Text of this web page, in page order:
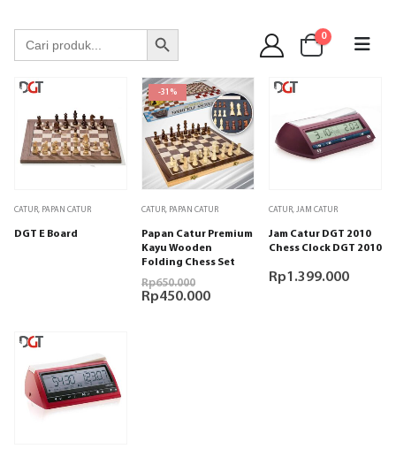
Search
for:
Search Button
0
CATUR, PAPAN CATUR
DGT E Board
-31%
CATUR, PAPAN CATUR
Papan Catur Premium
Kayu Wooden
Folding Chess Set
Rp650.000
aslinya
Rp450.000Harga
CATUR, JAM CATUR
Jam Catur DGT 2010
Chess Clock DGT 2010
Rp1.399.000